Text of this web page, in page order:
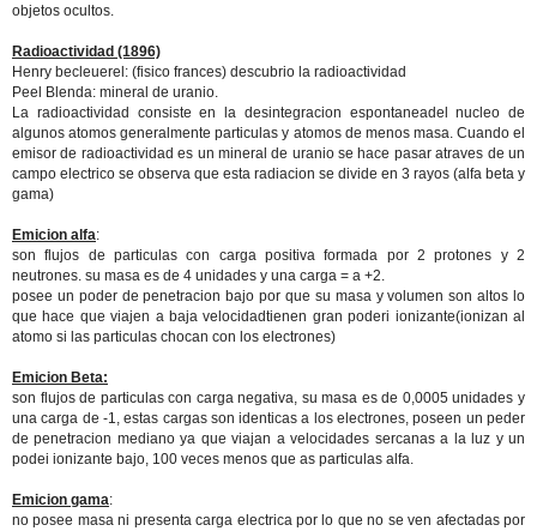
objetos ocultos.
Radioactividad (1896)
Henry becleuerel: (fisico frances) descubrio la radioactividad
Peel Blenda: mineral de uranio.
La radioactividad consiste en la desintegracion espontaneadel nucleo de
algunos atomos generalmente particulas y atomos de menos masa. Cuando el
emisor de radioactividad es un mineral de uranio se hace pasar atraves de un
campo electrico se observa que esta radiacion se divide en 3 rayos (alfa beta y
gama)
Emicion alfa:
son flujos de particulas con carga positiva formada por 2 protones y 2
neutrones. su masa es de 4 unidades y una carga = a +2.
posee un poder de penetracion bajo por que su masa y volumen son altos lo
que hace que viajen a baja velocidadtienen gran poderi ionizante(ionizan al
atomo si las particulas chocan con los electrones)
Emicion Beta:
son flujos de particulas con carga negativa, su masa es de 0,0005 unidades y
una carga de -1, estas cargas son identicas a los electrones, poseen un peder
de penetracion mediano ya que viajan a velocidades sercanas a la luz y un
podei ionizante bajo, 100 veces menos que as particulas alfa.
Emicion gama:
no posee masa ni presenta carga electrica por lo que no se ven afectadas por